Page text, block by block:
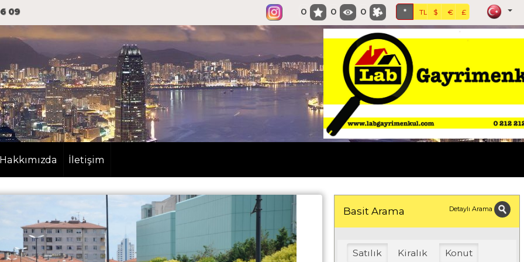
09 0 0 0 * TL $ € £
Hakkımızda İletişim
Basit Arama Detaylı Arama
Satılık Kiralık
Konut